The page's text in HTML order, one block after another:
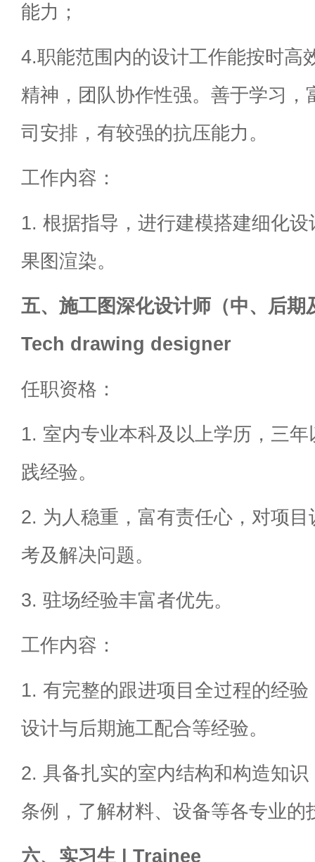
能力；
4.职能范围内的设计工作能按时高
精神，团队协作性强。善于学习，
司安排，有较强的抗压能力。
工作内容：
1. 根据指导，进行建模搭建细化
果图渲染。
五、施工图深化设计师（中、后期
Tech drawing designer
任职资格：
1. 室内专业本科及以上学历，三
践经验。
2. 为人稳重，富有责任心，对项
考及解决问题。
3. 驻场经验丰富者优先。
工作内容：
1. 有完整的跟进项目全过程的经
设计与后期施工配合等经验。
2. 具备扎实的室内结构和构造知
条例，了解材料、设备等各专业的
六、实习生 | Trainee